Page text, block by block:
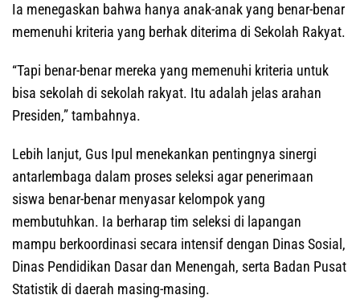
Ia menegaskan bahwa hanya anak-anak yang benar-benar
memenuhi kriteria yang berhak diterima di Sekolah Rakyat.
“Tapi benar-benar mereka yang memenuhi kriteria untuk
bisa sekolah di sekolah rakyat. Itu adalah jelas arahan
Presiden,” tambahnya.
Lebih lanjut, Gus Ipul menekankan pentingnya sinergi
antarlembaga dalam proses seleksi agar penerimaan
siswa benar-benar menyasar kelompok yang
membutuhkan. Ia berharap tim seleksi di lapangan
mampu berkoordinasi secara intensif dengan Dinas Sosial,
Dinas Pendidikan Dasar dan Menengah, serta Badan Pusat
Statistik di daerah masing-masing.